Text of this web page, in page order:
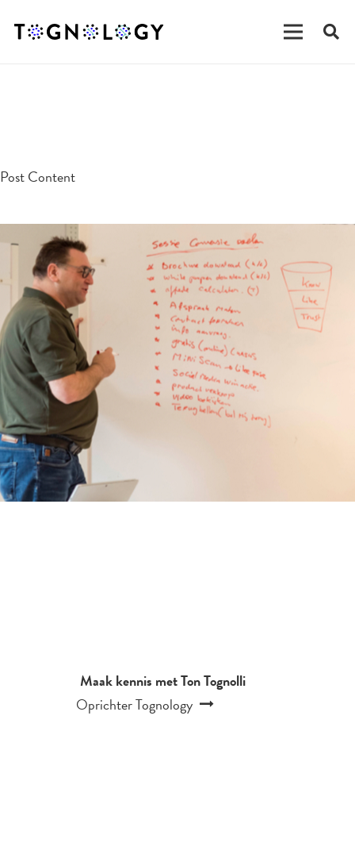
Post Content
Maak kennis met Ton Tognolli
Oprichter Tognology